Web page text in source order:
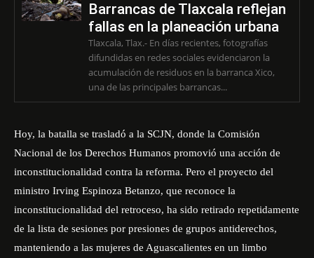
Barrancas de Tlaxcala reflejan
fallas en la planeación urbana
Tlaxcala, Tlax.- En días recientes, fotografías
difundidas en redes sociales evidenciaron la
acumulación de residuos en la barranca Xico,
una de las principales barrancas...
Hoy, la batalla se trasladó a la SCJN, donde la Comisión
Nacional de los Derechos Humanos promovió una acción de
inconstitucionalidad contra la reforma. Pero el proyecto del
ministro Irving Espinoza Betanzo, que reconoce la
inconstitucionalidad del retroceso, ha sido retirado repetidamente
de la lista de sesiones por presiones de grupos antiderechos,
manteniendo a las mujeres de Aguascalientes en un limbo